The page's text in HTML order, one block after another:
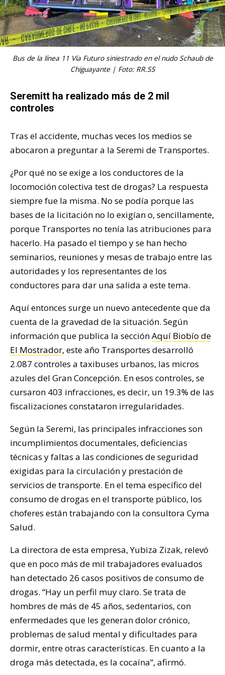
Bus de la línea 11 Vía Futuro siniestrado en el nudo Schaub de
Chiguayante | Foto: RR.SS
Seremitt ha realizado más de 2 mil
controles
Tras el accidente, muchas veces los medios se
abocaron a preguntar a la Seremi de Transportes.
¿Por qué no se exige a los conductores de la
locomoción colectiva test de drogas? La respuesta
siempre fue la misma. No se podía porque las
bases de la licitación no lo exigían o, sencillamente,
porque Transportes no tenía las atribuciones para
hacerlo. Ha pasado el tiempo y se han hecho
seminarios, reuniones y mesas de trabajo entre las
autoridades y los representantes de los
conductores para dar una salida a este tema.
Aquí entonces surge un nuevo antecedente que da
cuenta de la gravedad de la situación. Según
información que publica la secciónAquí Biobío de
El Mostrador, este año Transportes desarrolló
2.087 controles a taxibuses urbanos, las micros
azules del Gran Concepción. En esos controles, se
cursaron 403 infracciones, es decir, un 19.3% de las
fiscalizaciones constataron irregularidades.
Según la Seremi, las principales infracciones son
incumplimientos documentales, deficiencias
técnicas y faltas a las condiciones de seguridad
exigidas para la circulación y prestación de
servicios de transporte. En el tema específico del
consumo de drogas en el transporte público, los
choferes están trabajando con la consultora Cyma
Salud.
La directora de esta empresa, Yubiza Zizak, relevó
que en poco más de mil trabajadores evaluados
han detectado 26 casos positivos de consumo de
drogas. “Hay un perfil muy claro. Se trata de
hombres de más de 45 años, sedentarios, con
enfermedades que les generan dolor crónico,
problemas de salud mental y dificultades para
dormir, entre otras características. En cuanto a la
droga más detectada, es la cocaína”, afirmó.